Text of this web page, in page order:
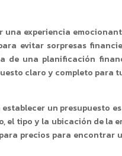
experiencia
evitar sorpresas
de una planificación
claro y completo para
establecer un presupuesto
el tipo y la ubicación de la
precios para encontrar